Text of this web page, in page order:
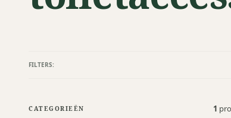
FILTERS:
CATEGORIEËN 1